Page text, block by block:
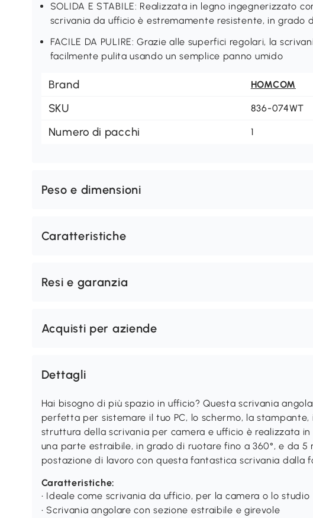
SOLIDA E STABILE: Realizzata in legno ingegnerizzato
scrivania da ufficio è estremamente resistente, in grado
FACILE DA PULIRE: Grazie alle superfici regolari, la
facilmente pulita usando un semplice panno umido
Brand HOMCOM
SKU 836-074WT
Numero di pacchi 1
Peso e dimensioni
Caratteristiche
Resi e garanzia
Acquisti per aziende
Dettagli
Hai bisogno di più spazio in ufficio? Questa scrivania
perfetta per sistemare il tuo PC, lo schermo, la stampante,
struttura della scrivania per camera e ufficio è realizzata
una parte estraibile, in grado di ruotare fino a 360°, e da 5
postazione di lavoro con questa fantastica scrivania dalla
Caratteristiche:
• Ideale come scrivania da ufficio, per la camera o lo studio
• Scrivania angolare con sezione estraibile e girevole